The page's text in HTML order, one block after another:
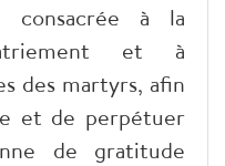
à la
et à
des martyrs, afin
et de perpétuer
de gratitude